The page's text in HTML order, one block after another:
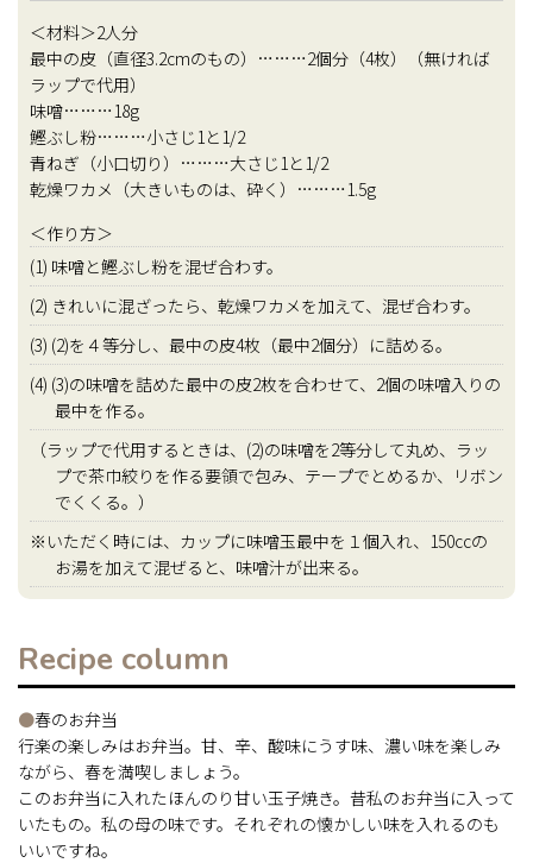
＜材料＞2人分
最中の皮（直径3.2cmのもの）………2個分（4枚）（無ければ
ラップで代用）
味噌………18g
鰹ぶし粉………小さじ1と1/2
青ねぎ（小口切り）………大さじ1と1/2
乾燥ワカメ（大きいものは、砕く）………1.5g
＜作り方＞
(1) 味噌と鰹ぶし粉を混ぜ合わす。
(2) きれいに混ざったら、乾燥ワカメを加えて、混ぜ合わす。
(3) (2)を４等分し、最中の皮4枚（最中2個分）に詰める。
(4) (3)の味噌を詰めた最中の皮2枚を合わせて、2個の味噌入りの
最中を作る。
（ラップで代用するときは、(2)の味噌を2等分して丸め、ラッ
プで茶巾絞りを作る要領で包み、テープでとめるか、リボン
でくくる。）
※いただく時には、カップに味噌玉最中を１個入れ、150ccの
お湯を加えて混ぜると、味噌汁が出来る。
Recipe column
●春のお弁当
行楽の楽しみはお弁当。甘、辛、酸味にうす味、濃い味を楽しみ
ながら、春を満喫しましょう。
このお弁当に入れたほんのり甘い玉子焼き。昔私のお弁当に入って
いたもの。私の母の味です。それぞれの懐かしい味を入れるのも
いいですね。